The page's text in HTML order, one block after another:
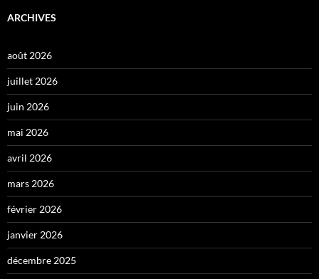
ARCHIVES
août 2026
juillet 2026
juin 2026
mai 2026
avril 2026
mars 2026
février 2026
janvier 2026
décembre 2025